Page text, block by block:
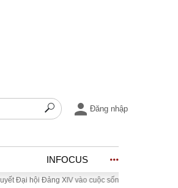
Đăng nhập
INFOCUS
Đảng XIV vào cuộc sống